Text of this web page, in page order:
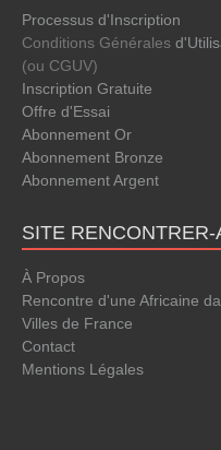
Processus d'Inscription
Conditions Générales
(ou CGUV)
Inscription Gratuite
Offre d'Essai
Abonnement Or
Abonnement Bronze
Abonnement Argent
SITE
À Propos
Rencontre d'une Africaine
Villes de France
Contact
Mentions Légales